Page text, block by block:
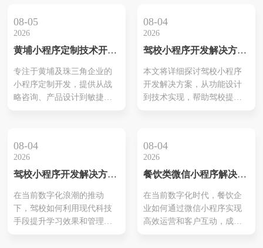
低、体验好、传播快
更是提升市场竞争力的有效
手段。本文将从以下几个方
面详细介绍黄埔开发小程序
的数字化转型，点亮未来。
一、小程序的优势分析 1.无
需下载，即用即行 ...
08-05
2026
黄埔小程序定制技术开发
化技术伙伴
专注于黄埔及珠三角企业的
小程序定制开发，提供从战
略咨询、产品设计到敏捷开
08-04
2026
驾校小程序开发解决方案
本文将详细探讨驾校小程序
开发解决方案，从功能设计
到技术实现，帮助驾校提升
08-04
2026
驾校小程序开发解决方案
化的学习体验
在当前数字化浪潮的推动
下，驾校如何利用现代科技
手段提升学习效果和管理效
08-04
2026
餐饮类微信小程序解决方
在当前数字化时代，餐饮企
业如何通过微信小程序实现
高效运营和客户互动，成为